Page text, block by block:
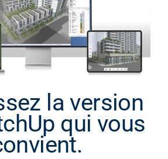
la version
qui vous